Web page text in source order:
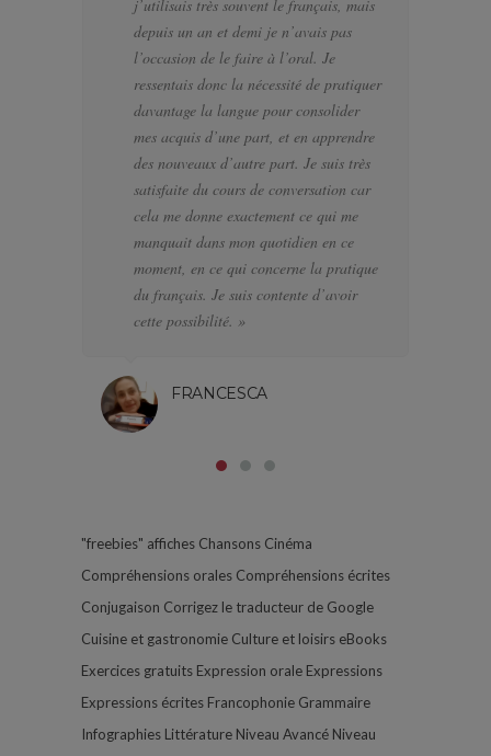
j’utilisais très souvent le français, mais
depuis un an et demi je n’avais pas
l’occasion de le faire à l’oral. Je
ressentais donc la nécessité de pratiquer
davantage la langue pour consolider
mes acquis d’une part, et en apprendre
des nouveaux d’autre part. Je suis très
satisfaite du cours de conversation car
cela me donne exactement ce qui me
manquait dans mon quotidien en ce
moment, en ce qui concerne la pratique
du français. Je suis contente d’avoir
cette possibilité. »
FRANCESCA
"freebies" affiches Chansons Cinéma
Compréhensions orales Compréhensions écrites
Conjugaison Corrigez le traducteur de Google
Cuisine et gastronomie Culture et loisirs eBooks
Exercices gratuits Expression orale Expressions
Expressions écrites Francophonie Grammaire
Infographies Littérature Niveau Avancé Niveau